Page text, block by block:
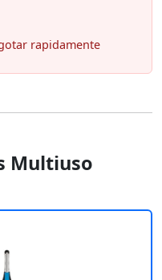
rapidamente
Multiuso